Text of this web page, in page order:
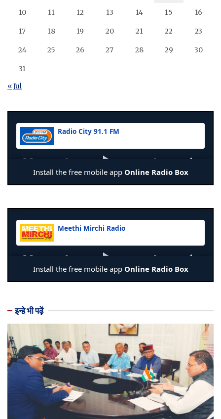
10 11 12 13 14 15 16
17 18 19 20 21 22 23
24 25 26 27 28 29 30
31
« Jul
इन्हे भी पढ़ें